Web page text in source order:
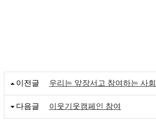
이전글 우리는 앞장서고 참여하는 사
다음글 이웃기웃캠페인 참여